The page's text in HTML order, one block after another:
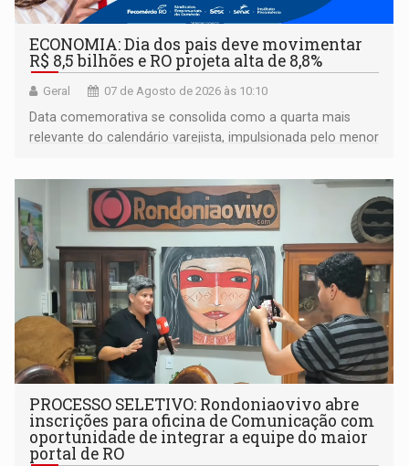
ECONOMIA: Dia dos pais deve movimentar
R$ 8,5 bilhões e RO projeta alta de 8,8%
Geral 07 de Agosto de 2026 às 10:10
Data comemorativa se consolida como a quarta mais
relevante do calendário varejista, impulsionada pelo menor
média do trabalhador
PROCESSO SELETIVO: Rondoniaovivo abre
inscrições para oficina de Comunicação com
oportunidade de integrar a equipe do maior
portal de RO